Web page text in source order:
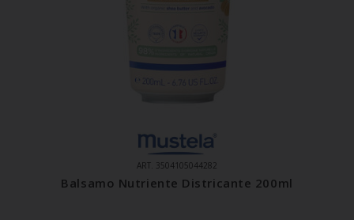
ART. 3504105044282
Balsamo Nutriente Districante 200ml